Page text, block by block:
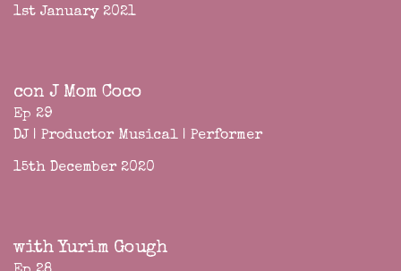
1st January 2021
con J Mom Coco
Ep 29
DJ | Productor Musical | Performer
15th December 2020
with Yurim Gough